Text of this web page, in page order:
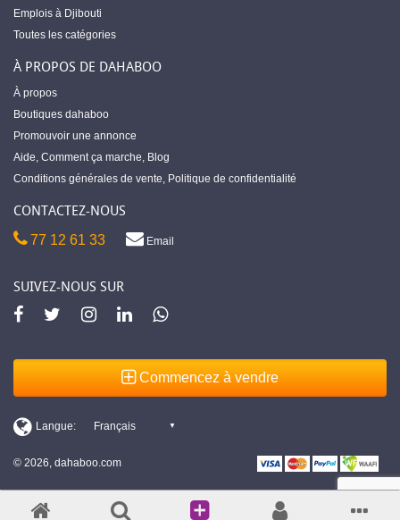
Emplois à Djibouti
Toutes les catégories
À PROPOS DE DAHABOO
À propos
Boutiques dahaboo
Promouvoir une annonce
Aide, Comment ça marche, Blog
Conditions générales de vente, Politique de confidentialité
CONTACTEZ-NOUS
77 12 61 33 Email
SUIVEZ-NOUS SUR
Commencez à vendre
© 2026, dahaboo.com